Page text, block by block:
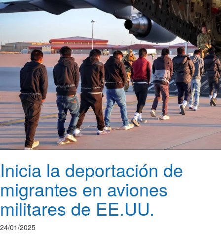
Inicia la deportación de
migrantes en aviones
militares de EE.UU.
24/01/2025